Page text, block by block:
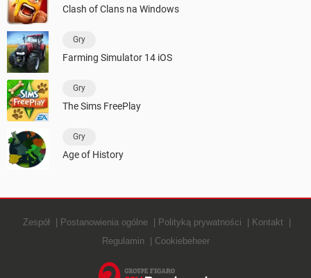
Clash of Clans na Windows
Gry
Farming Simulator 14 iOS
Gry
The Sims FreePlay
Gry
Age of History
Zespół Postanowienia ogólne Polityką prywatności
Kontakt
Regulamin
Cookiebeheer